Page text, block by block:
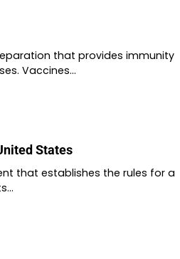
that provides immunity
Vaccines…
States
that establishes the rules for a